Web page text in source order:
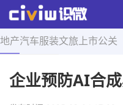
地产汽车服装文旅 上市公关
首页 > 舆情研究 > 正文
企业预防AI合